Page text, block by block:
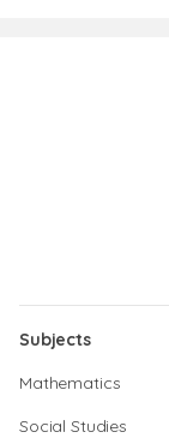
Subjects
Mathematics
Social Studies